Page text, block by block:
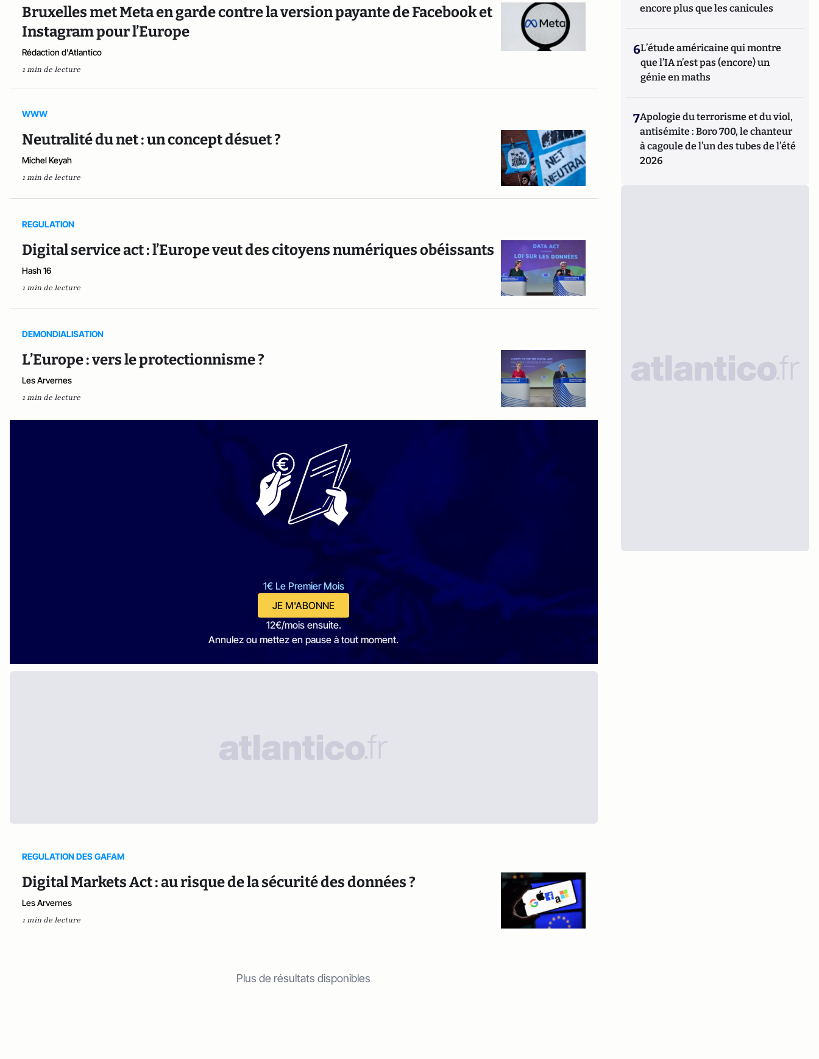
Bruxelles met Meta en garde contre la version payante de Facebook et
Instagram pour l’Europe
Rédaction d'Atlantico
1 min de lecture
WWW
Neutralité du net : un concept désuet ?
Michel Keyah
1 min de lecture
REGULATION
Digital service act : l’Europe veut des citoyens numériques obéissants
Hash 16
1 min de lecture
DEMONDIALISATION
L’Europe : vers le protectionnisme ?
Les Arvernes
1 min de lecture
1€ Le Premier Mois
JE M'ABONNE
12€/mois ensuite.
Annulez ou mettez en pause à tout moment.
REGULATION DES GAFAM
Digital Markets Act : au risque de la sécurité des données ?
Les Arvernes
1 min de lecture
Plus de résultats disponibles
encore plus que les canicules
6L’étude américaine qui montre
que l’IA n’est pas (encore) un
génie en maths
7Apologie du terrorisme et du viol,
antisémite : Boro 700, le chanteur
à cagoule de l’un des tubes de l’été
2026